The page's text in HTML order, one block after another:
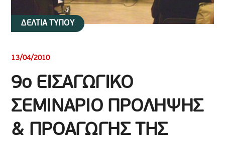
ΔΕΛΤΙΑ ΤΥΠΟΥ
13/04/2010
9ο ΕΙΣΑΓΩΓΙΚΟ
ΣΕΜΙΝΑΡΙΟ ΠΡΟΛΗΨΗΣ
& ΠΡΟΑΓΩΓΗΣ ΤΗΣ